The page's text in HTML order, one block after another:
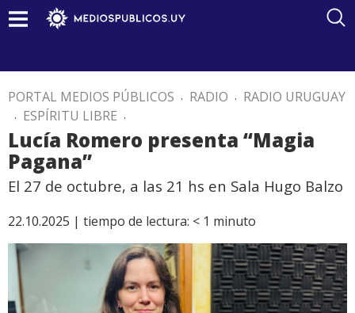
PORTAL MEDIOS PÚBLICOS . RADIO . RADIO URUGUAY
. ESPÍRITU LIBRE .
Lucía Romero presenta “Magia
Pagana”
El 27 de octubre, a las 21 hs en Sala Hugo Balzo
22.10.2025 | tiempo de lectura: < 1 minuto